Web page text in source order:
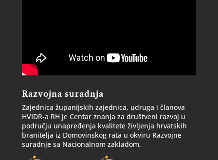
Razvojna suradnja
Zajednica županijskih zajednica, udruga i članova
HVIDR-a RH je Centar znanja za društveni razvoj u
području unapređenja kvalitete življenja hrvatskih
branitelja iz Domovinskog rata u okviru Razvojne
suradnje sa Nacionalnom zakladom.